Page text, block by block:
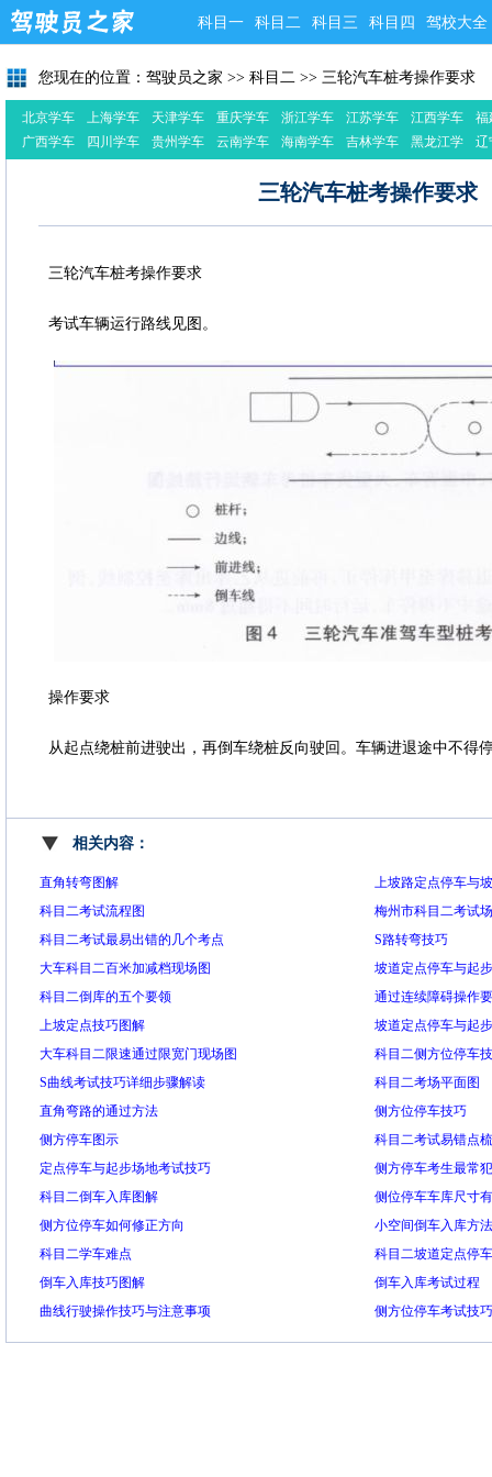
科目一 科目二 科目三 科目四 驾校大全
您现在的位置： 驾驶员之家 >> 科目二 >> 三轮汽车桩考操作要求
北京学车 上海学车 天津学车 重庆学车 浙江学车 江苏学车 江西学车
福
广西学车
四川学车 贵州学车 云南学车 海南学车 吉林学车
黑龙江学
辽
三轮汽车桩考操作要求
三轮汽车桩考操作要求
考试车辆运行路线见图。
操作要求
从起点绕桩前进驶出，再倒车绕桩反向驶回。车辆进退途中不得
相关内容：
直角转弯图解
上坡路定点停车与
科目二考试流程图
梅州市科目二考试
科目二考试最易出错的几个考点
S路转弯技巧
大车科目二百米加减档现场图
坡道定点停车与起
科目二倒库的五个要领
通过连续障碍操作
上坡定点技巧图解
坡道定点停车与起
大车科目二限速通过限宽门现场图
科目二侧方位停车
S曲线考试技巧详细步骤解读
科目二考场平面图
直角弯路的通过方法
侧方位停车技巧
侧方停车图示
科目二考试易错点
定点停车与起步场地考试技巧
侧方停车考生最常
科目二倒车入库图解
侧位停车车库尺寸
侧方位停车如何修正方向
小空间倒车入库方
科目二学车难点
科目二坡道定点停
倒车入库技巧图解
倒车入库考试过程
曲线行驶操作技巧与注意事项
侧方位停车考试技